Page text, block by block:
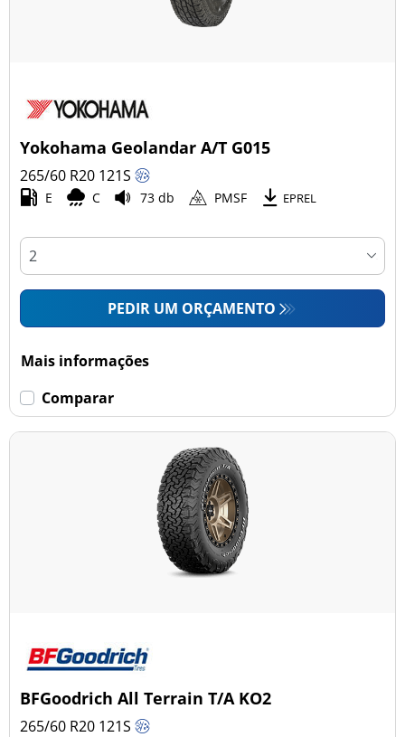
Yokohama Geolandar A/T G015
265/60 R20 121S
E C 73 db PMSF EPREL
PEDIR UM ORÇAMENTO
Mais informações
Comparar
BFGoodrich All Terrain T/A KO2
265/60 R20 121S